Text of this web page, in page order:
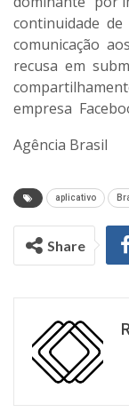
continuidade
comunicação
recusa em
empresa
Agência Brasil
aplicativo
Share